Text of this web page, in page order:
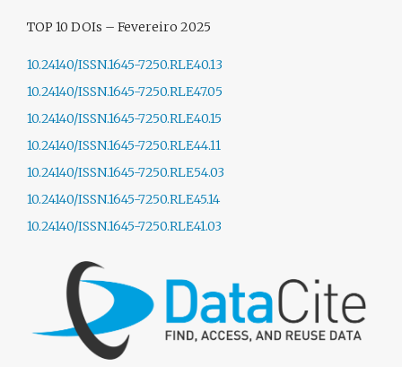
TOP 10 DOIs – Fevereiro 2025
10.24140/ISSN.1645-7250.RLE40.13
10.24140/ISSN.1645-7250.RLE47.05
10.24140/ISSN.1645-7250.RLE40.15
10.24140/ISSN.1645-7250.RLE44.11
10.24140/ISSN.1645-7250.RLE54.03
10.24140/ISSN.1645-7250.RLE45.14
10.24140/ISSN.1645-7250.RLE41.03